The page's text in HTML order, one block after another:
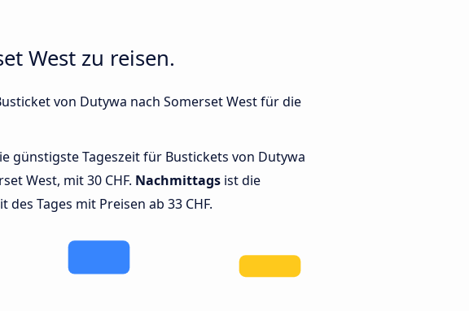
West zu reisen.
von Dutywa nach Somerset West für die
günstigste Tageszeit für Bustickets von Dutywa
West, mit 30 CHF. Nachmittags ist die
des Tages mit Preisen ab 33 CHF.